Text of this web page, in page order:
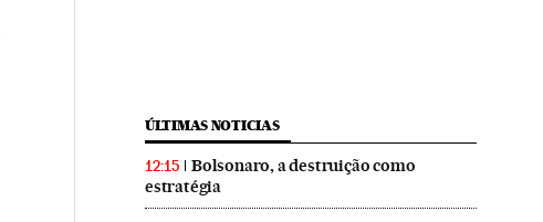
ÚLTIMAS NOTICIAS
12:15
Bolsonaro, a destruição como
estratégia